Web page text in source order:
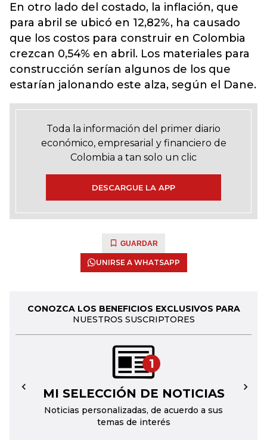
En otro lado del costado, la inflación, que
para abril se ubicó en 12,82%, ha causado
que los costos para construir en Colombia
crezcan 0,54% en abril. Los materiales para
construcción serían algunos de los que
estarían jalonando este alza, según el Dane.
Toda la información del primer diario
económico, empresarial y financiero de
Colombia a tan solo un clic
DESCARGUE LA APP
GUARDAR
UNIRSE A WHATSAPP
CONOZCA LOS BENEFICIOS EXCLUSIVOS PARA
NUESTROS SUSCRIPTORES
1
MI SELECCIÓN DE NOTICIAS
Noticias personalizadas, de acuerdo a sus
temas de interés
← →